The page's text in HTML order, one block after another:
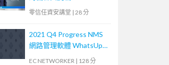
零信任資安講堂 | 28 分
2021 Q4 Progress NMS
網路管理軟體 WhatsUp
Gold 基礎培訓課程 (2)
EC NETWORKER | 128 分